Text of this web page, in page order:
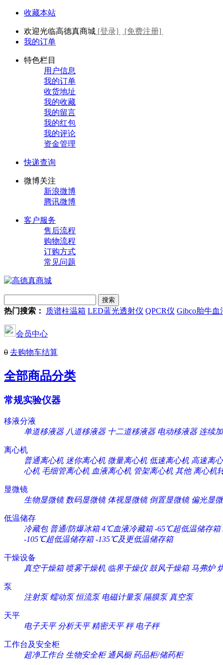
收藏本站
欢迎光临高德真商城 [登录]
[免费注册]
我的订单
特色栏目
用户信息
我的订单
收货地址
我的收藏
我的留言
我的红包
我的评论
资金管理
快递查询
微博关注
新浪微博
腾讯微博
客户服务
售后流程
购物流程
订购方式
常见问题
热门搜索： 质谱柱温箱 LED蓝光透射仪 QPCR仪 Gibco胎牛血
会员中心
0 去购物车结算
全部商品分类
常规实验仪器
移液分液
单道移液器 八道移液器 十二道移液器 电动移液器 连续
离心机
普通离心机 迷你离心机 微量离心机 低速离心机 高速离
心机 毛细管离心机 血液离心机 管架离心机 其他 离心机
显微镜
生物显微镜 数码显微镜 体视显微镜 倒置显微镜 偏光显
低温储存
冷藏包 普通/防爆冰箱 4℃血液冷藏箱 -65℃超低温储存箱
-105℃超低温储存箱 -135℃及更低温储存箱
干燥设备
真空干燥箱 喷雾干燥机 临界干燥仪 鼓风干燥箱 马弗炉
泵
注射泵 蠕动泵 恒流泵 电磁计量泵 隔膜泵 真空泵
天平
电子天平 分析天平 精密天平 秤 电子秤
工作台及安全柜
超净工作台 生物安全柜 通风橱 药品柜/储药柜